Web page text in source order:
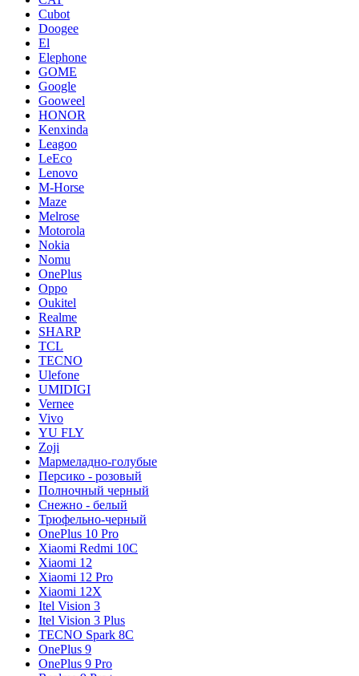
Cubot
Doogee
El
Elephone
GOME
Google
Gooweel
HONOR
Kenxinda
Leagoo
LeEco
Lenovo
M-Horse
Maze
Melrose
Motorola
Nokia
Nomu
OnePlus
Oppo
Oukitel
Realme
SHARP
TCL
TECNO
Ulefone
UMIDIGI
Vernee
Vivo
YU FLY
Zoji
Мармеладно-голубые
Персико - розовый
Полночный черный
Снежно - белый
Трюфельно-черный
OnePlus 10 Pro
Xiaomi Redmi 10C
Xiaomi 12
Xiaomi 12 Pro
Xiaomi 12X
Itel Vision 3
Itel Vision 3 Plus
TECNO Spark 8C
OnePlus 9
OnePlus 9 Pro